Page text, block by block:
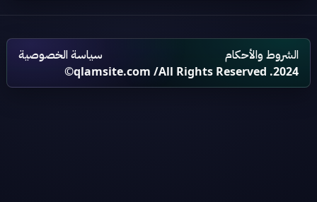
الشروط والأحكام
سياسة الخصوصية